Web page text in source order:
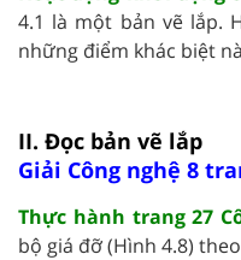
4.1 là một bản vẽ lắp.
những điểm khác biệt
II. Đọc bản vẽ lắp
Giải Công nghệ 8
Thực hành trang 27
bộ giá đỡ (Hình 4.8)